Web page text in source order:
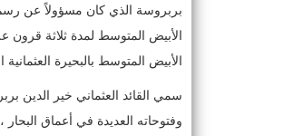
بربروسة الذي كان مسؤولاً عن رسم
الأبيض المتوسط ​​بالبحيرة العثمانية
سمي القائد العثماني خير الدين
وفتوحاته العديدة في أعماق